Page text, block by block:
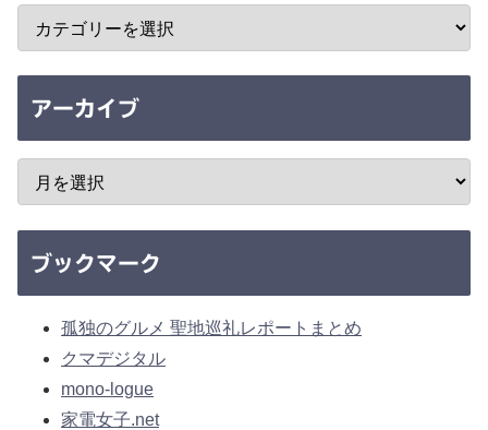
アーカイブ
ブックマーク
孤独のグルメ 聖地巡礼レポートまとめ
クマデジタル
mono-logue
家電女子.net